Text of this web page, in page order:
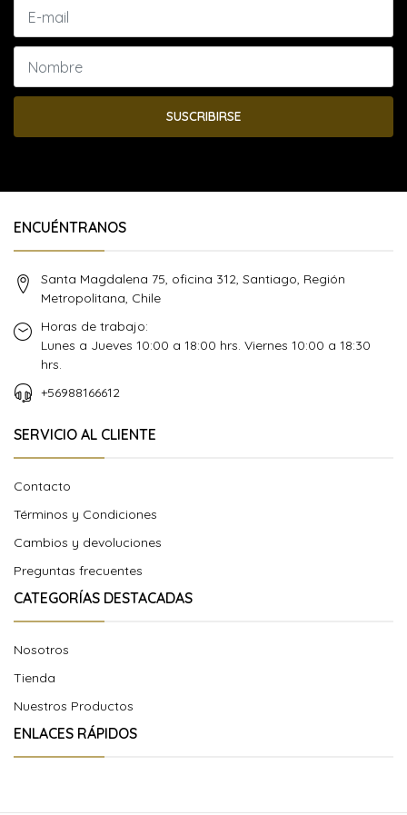
SUSCRIBIRSE
ENCUÉNTRANOS
Santa Magdalena 75, oficina 312, Santiago, Región
Metropolitana, Chile
Horas de trabajo:
Lunes a Jueves 10:00 a 18:00 hrs. Viernes 10:00 a 18:30
hrs.
+56988166612
SERVICIO AL CLIENTE
Contacto
Términos y Condiciones
Cambios y devoluciones
Preguntas frecuentes
CATEGORÍAS DESTACADAS
Nosotros
Tienda
Nuestros Productos
ENLACES RÁPIDOS